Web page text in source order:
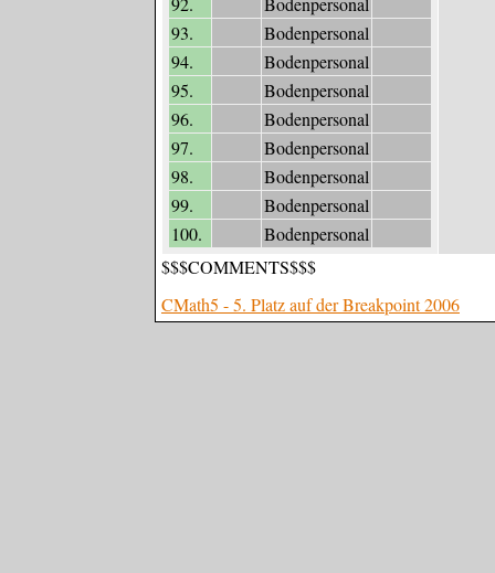
93.
Bodenpersonal
94.
Bodenpersonal
95.
Bodenpersonal
96.
Bodenpersonal
97.
Bodenpersonal
98.
Bodenpersonal
99.
Bodenpersonal
100.
Bodenpersonal
$$$COMMENTS$$$
CMath5 - 5. Platz auf der Breakpoint 2006